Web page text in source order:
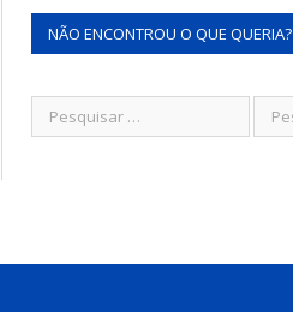
NÃO ENCONTROU O QUE QUERIA?